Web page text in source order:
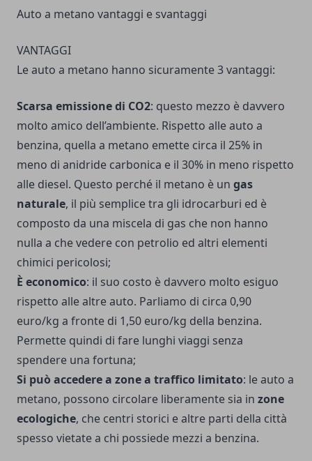
Auto a metano vantaggi e svantaggi
VANTAGGI
Le auto a metano hanno sicuramente 3 vantaggi:
Scarsa emissione di CO2: questo mezzo è davvero
molto amico dell’ambiente. Rispetto alle auto a
benzina, quella a metano emette circa il 25% in
meno di anidride carbonica e il 30% in meno rispetto
alle diesel. Questo perché il metano è un gas
naturale, il più semplice tra gli idrocarburi ed è
composto da una miscela di gas che non hanno
nulla a che vedere con petrolio ed altri elementi
chimici pericolosi;
È economico: il suo costo è davvero molto esiguo
rispetto alle altre auto. Parliamo di circa 0,90
euro/kg a fronte di 1,50 euro/kg della benzina.
Permette quindi di fare lunghi viaggi senza
spendere una fortuna;
Si può accedere a zone a traffico limitato: le auto a
metano, possono circolare liberamente sia in zone
ecologiche, che centri storici e altre parti della città
spesso vietate a chi possiede mezzi a benzina.